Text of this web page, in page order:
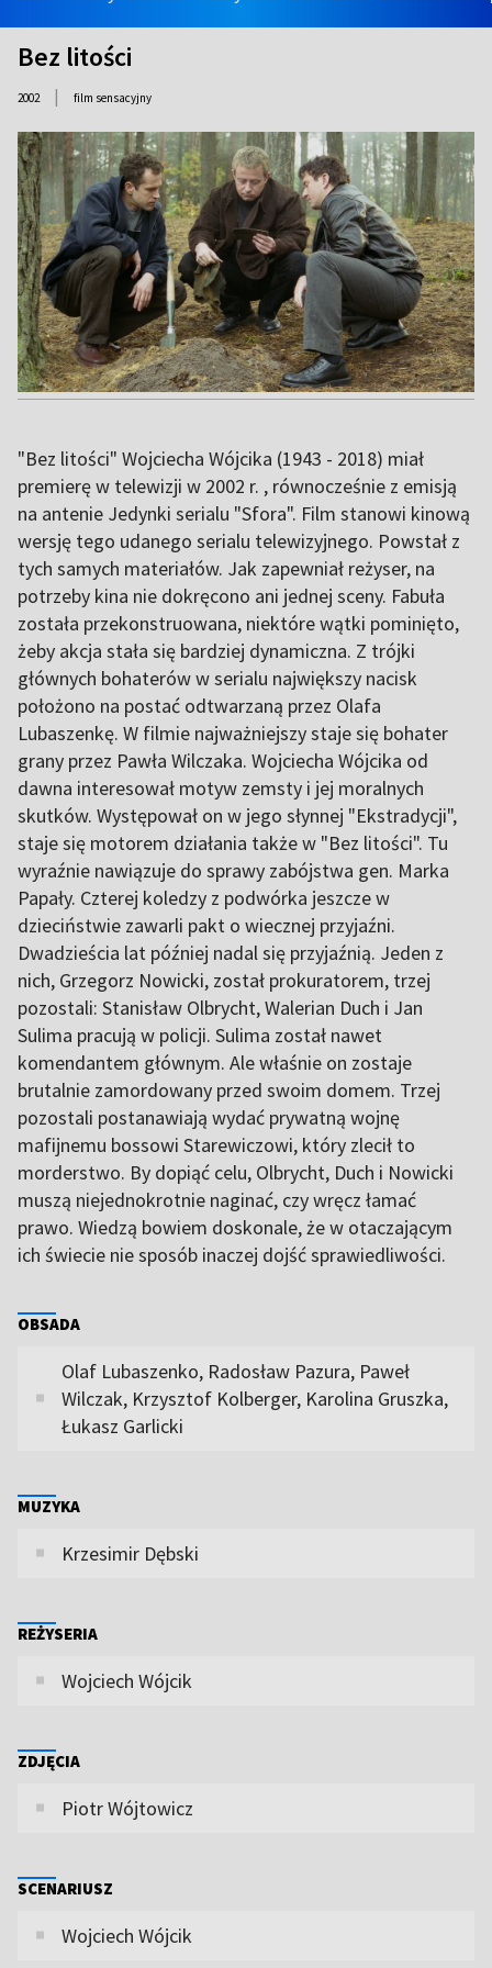
Bez litości
2002 | film sensacyjny
"Bez litości" Wojciecha Wójcika (1943 - 2018) miał
premierę w telewizji w 2002 r. , równocześnie z emisją
na antenie Jedynki serialu "Sfora". Film stanowi kinową
wersję tego udanego serialu telewizyjnego. Powstał z
tych samych materiałów. Jak zapewniał reżyser, na
potrzeby kina nie dokręcono ani jednej sceny. Fabuła
została przekonstruowana, niektóre wątki pominięto,
żeby akcja stała się bardziej dynamiczna. Z trójki
głównych bohaterów w serialu największy nacisk
położono na postać odtwarzaną przez Olafa
Lubaszenkę. W filmie najważniejszy staje się bohater
grany przez Pawła Wilczaka. Wojciecha Wójcika od
dawna interesował motyw zemsty i jej moralnych
skutków. Występował on w jego słynnej "Ekstradycji",
staje się motorem działania także w "Bez litości". Tu
wyraźnie nawiązuje do sprawy zabójstwa gen. Marka
Papały. Czterej koledzy z podwórka jeszcze w
dzieciństwie zawarli pakt o wiecznej przyjaźni.
Dwadzieścia lat później nadal się przyjaźnią. Jeden z
nich, Grzegorz Nowicki, został prokuratorem, trzej
pozostali: Stanisław Olbrycht, Walerian Duch i Jan
Sulima pracują w policji. Sulima został nawet
komendantem głównym. Ale właśnie on zostaje
brutalnie zamordowany przed swoim domem. Trzej
pozostali postanawiają wydać prywatną wojnę
mafijnemu bossowi Starewiczowi, który zlecił to
morderstwo. By dopiąć celu, Olbrycht, Duch i Nowicki
muszą niejednokrotnie naginać, czy wręcz łamać
prawo. Wiedzą bowiem doskonale, że w otaczającym
ich świecie nie sposób inaczej dojść sprawiedliwości.
OBSADA
Olaf Lubaszenko, Radosław Pazura, Paweł
Wilczak, Krzysztof Kolberger, Karolina Gruszka,
Łukasz Garlicki
MUZYKA
Krzesimir Dębski
REŻYSERIA
Wojciech Wójcik
ZDJĘCIA
Piotr Wójtowicz
SCENARIUSZ
Wojciech Wójcik